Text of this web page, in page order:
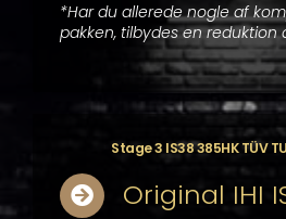
*Har du allerede nogle af
pakken, tilbydes en reduktion
Stage 3 IS38 385HK TÜV
Original IHI